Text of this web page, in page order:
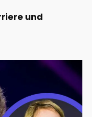
und